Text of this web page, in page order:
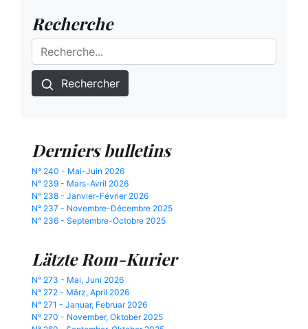
Recherche
Rechercher
Derniers bulletins
N° 240 - Mai-Juin 2026
N° 239 - Mars-Avril 2026
N° 238 - Janvier-Février 2026
N° 237 - Novembre-Décembre 2025
N° 236 - Septembre-Octobre 2025
Lätzte Rom-Kurier
N° 273 - Mai, Juni 2026
N° 272 - März, April 2026
N° 271 - Januar, Februar 2026
N° 270 - November, Oktober 2025